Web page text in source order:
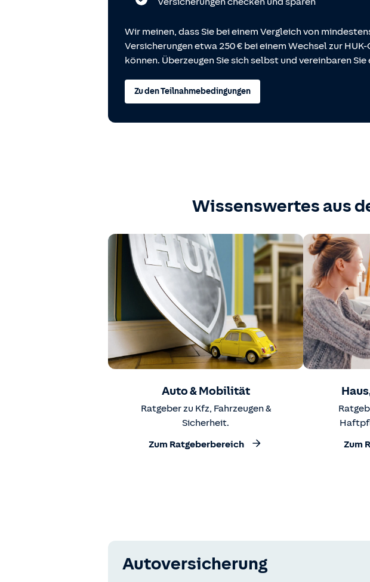
Wir meinen, dass Sie bei einem Vergleich von
Versicherungen etwa 250 € bei einem Wechsel zur HUK-
können. Überzeugen Sie sich selbst und vereinbaren Sie
Zu den Teilnahmebedingungen
Wissenswertes aus
Auto & Mobilität
Ratgeber zu Kfz, Fahrzeugen &
Sicherheit.
Zum Ratgeberbereich Zum
Autoversicherung